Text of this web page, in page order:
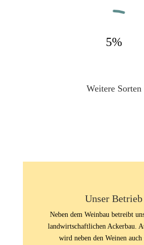
5%
Weitere Sorten
Unser Betrieb
Neben dem Weinbau betreibt
landwirtschaftlichen Ackerbau.
wird neben den Weinen auch